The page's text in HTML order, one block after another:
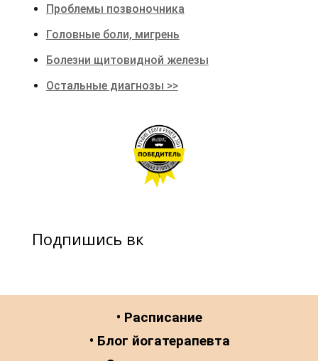
Проблемы позвоночника
Головные боли, мигрень
Болезни щитовидной железы
Остальные диагнозы >>
Подпишись вк
• Расписание
• Блог йогатерапевта